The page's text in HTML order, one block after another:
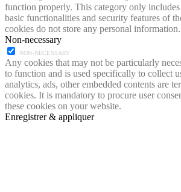
function properly. This category only includes
basic functionalities and security features of
cookies do not store any personal information.
Non-necessary
NON-NECESSARY
Any cookies that may not be particularly
to function and is used specifically to collect
analytics, ads, other embedded contents are
cookies. It is mandatory to procure user
these cookies on your website.
Enregistrer & appliquer